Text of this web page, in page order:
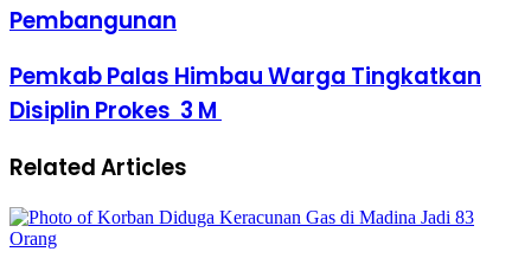
Pembangunan
Pemkab Palas Himbau Warga Tingkatkan
Disiplin Prokes 3 M
Related Articles